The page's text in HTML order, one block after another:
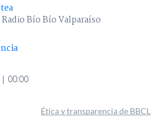
Bío Bío Valparaíso
00:00
Ética y transparencia de BBCL